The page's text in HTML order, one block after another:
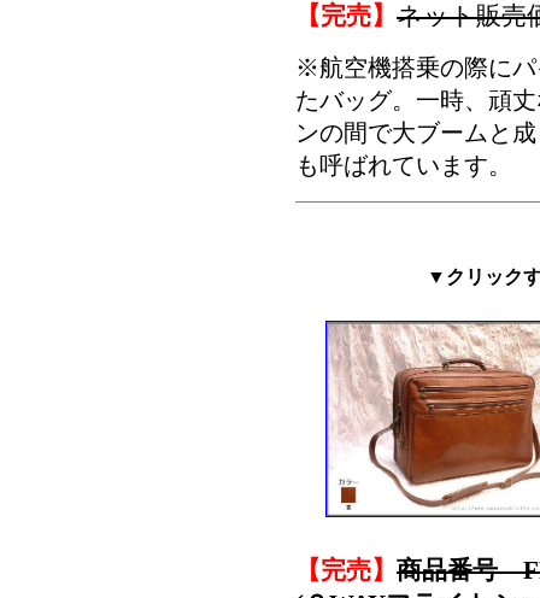
【完売】 ネット販売
※航空機搭乗の際に
たバッグ。一時、頑
ンの間で大ブームと
も呼ばれています。
▼クリック
【完売】 商品番号